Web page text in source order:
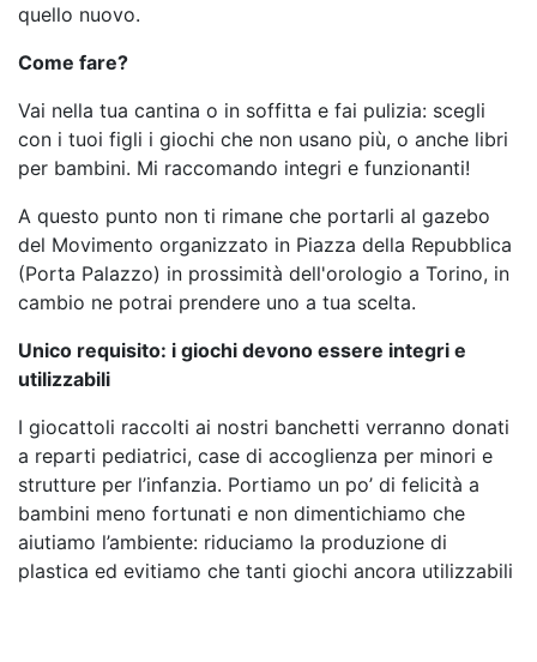
quello nuovo.
Come fare?
Vai nella tua cantina o in soffitta e fai pulizia: scegli
con i tuoi figli i giochi che non usano più, o anche libri
per bambini. Mi raccomando integri e funzionanti!
A questo punto non ti rimane che portarli al gazebo
del Movimento organizzato in Piazza della Repubblica
(Porta Palazzo) in prossimità dell'orologio a Torino, in
cambio ne potrai prendere uno a tua scelta.
Unico requisito: i giochi devono essere integri e
utilizzabili
I giocattoli raccolti ai nostri banchetti verranno donati
a reparti pediatrici, case di accoglienza per minori e
strutture per l’infanzia. Portiamo un po’ di felicità a
bambini meno fortunati e non dimentichiamo che
aiutiamo l’ambiente: riduciamo la produzione di
plastica ed evitiamo che tanti giochi ancora utilizzabili